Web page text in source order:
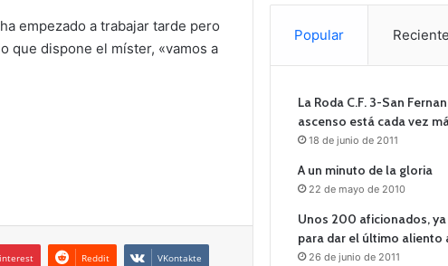
empezado a trabajar tarde pero
que dispone el míster, «vamos a
Reddit VKontakte
Popular Reciente
La Roda C.F. 3-San
ascenso está cada vez
18 de junio de 2011
A un minuto de la gloria
22 de mayo de 2010
Unos 200 aficionados,
para dar el último aliento
26 de junio de 2011